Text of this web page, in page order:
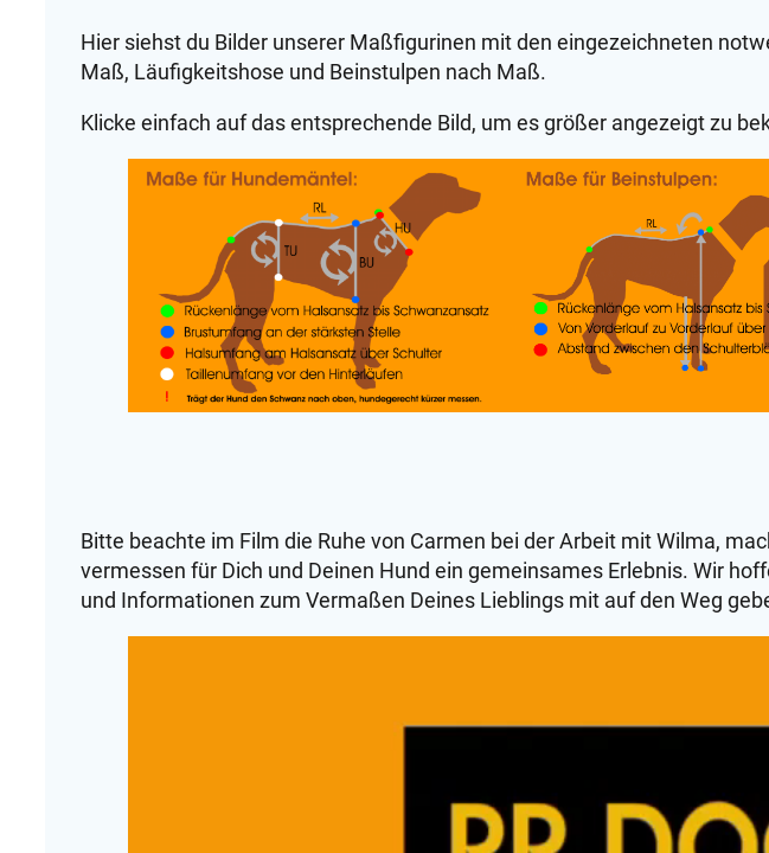
Hier siehst du Bilder unserer Maßfigurinen mit den eingezeichneten
Maß, Läufigkeitshose und Beinstulpen nach Maß.
Klicke einfach auf das entsprechende Bild, um es größer angezeigt zu
Bitte beachte im Film die Ruhe von Carmen bei der Arbeit mit Wilma,
vermessen für Dich und Deinen Hund ein gemeinsames Erlebnis. Wir
und Informationen zum Vermaßen Deines Lieblings mit auf den Weg